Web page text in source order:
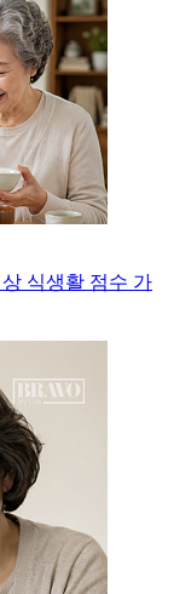
식생활 점수 가